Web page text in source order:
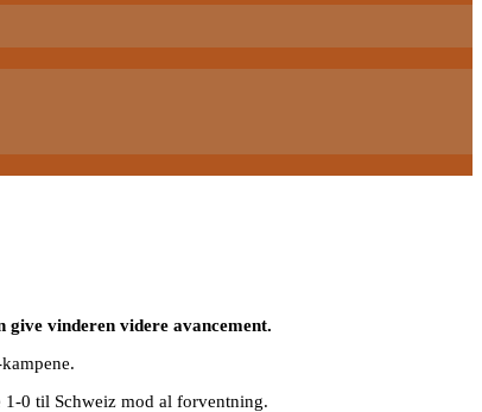
give vinderen videre avancement.
1-0 til Schweiz mod al forventning.